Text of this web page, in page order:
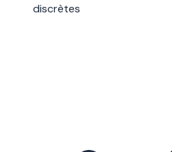
discrètes